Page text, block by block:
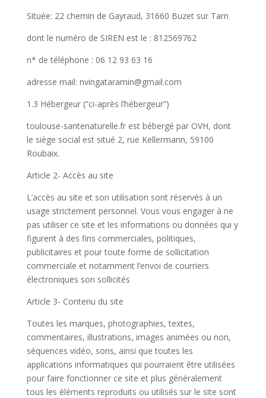
Située: 22 chemin de Gayraud, 31660 Buzet sur Tarn
dont le numéro de SIREN est le : 812569762
n* de téléphone : 06 12 93 63 16
adresse mail: nvingataramin@gmail.com
1.3 Hébergeur (“ci-après l’hébergeur”)
toulouse-santenaturelle.fr est bébergé par OVH, dont
le siège social est situé 2, rue Kellermann, 59100
Roubaix.
Article 2- Accès au site
L’accès au site et son utilisation sont réservés à un
usage strictement personnel. Vous vous engager à ne
pas utiliser ce site et les informations ou données qui y
figurent à des fins commerciales, politiques,
publicitaires et pour toute forme de sollicitation
commerciale et notamment l’envoi de courriers
électroniques son sollicités
Article 3- Contenu du site
Toutes les marques, photographies, textes,
commentaires, illustrations, images animées ou non,
séquences vidéo, sons, ainsi que toutes les
applications informatiques qui pourraient être utilisées
pour faire fonctionner ce site et plus généralement
tous les éléments reproduits ou utilisés sur le site sont